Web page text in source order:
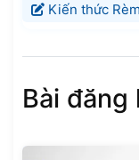
Kiến thức
Bài đăng